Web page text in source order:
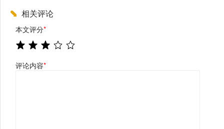
相关评论
本文评分*
评论内容*